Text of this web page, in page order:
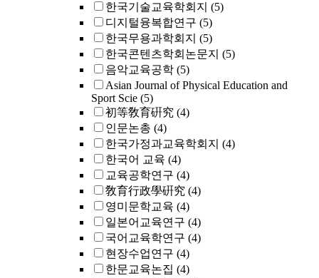
한국기술교육학회지 (5)
디지털융복합연구 (5)
한국무용과학회지 (5)
한국콘텐츠학회논문지 (5)
음악교육공학 (5)
Asian Journal of Physical Education and
Sport Scie (5)
初等敎育硏究 (4)
인문논총 (4)
한국가정과교육학회지 (4)
한국어 교육 (4)
교육공학연구 (4)
敎育行政學硏究 (4)
영미문학교육 (4)
일본어교육연구 (4)
국어교육학연구 (4)
현장수업연구 (4)
한문교육논집 (4)